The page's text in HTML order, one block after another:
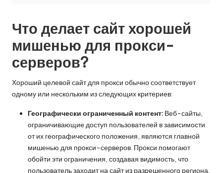
я
п
р
о
б
н
Что делает сайт хорошей
мишенью для прокси-
серверов?
Хороший целевой сайт для прокси обычно соответствует
одному или нескольким из следующих критериев:
Географически ограниченный контент: Веб-сайты,
ограничивающие доступ пользователей в зависимости
от их географического положения, являются главной
мишенью для прокси-серверов. Прокси помогают
обойти эти ограничения, создавая видимость, что
пользователь заходит на сайт из разрешенного региона.